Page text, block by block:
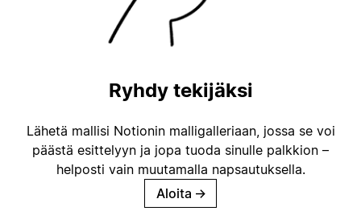
Ryhdy tekijäksi
Lähetä mallisi Notionin malligalleriaan, jossa se voi
päästä esittelyyn ja jopa tuoda sinulle palkkion –
helposti vain muutamalla napsautuksella.
Aloita →